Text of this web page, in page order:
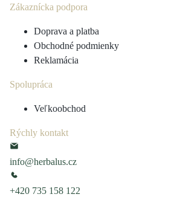
Zákaznícka podpora
Doprava a platba
Obchodné podmienky
Reklamácia
Spolupráca
Veľkoobchod
Rýchly kontakt
info@herbalus.cz
+420 735 158 122